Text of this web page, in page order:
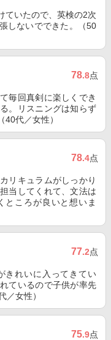
ていたので、英検の2次
しないでできた。（50
78.8点
毎回真剣に楽しくでき
。リスニングは知らず
代／女性）
78.4点
リキュラムがしっかり
当してくれて、文法は
ところが良いと想いま
77.2点
きれいに入ってきてい
ているので子供が率先
／女性）
75.9点